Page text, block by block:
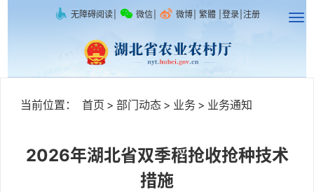
无障碍阅读 微信 微博 繁體 登录 注册
当前位置： 首页 > 部门动态 > 业务 > 业务通知
2026年湖北省双季稻抢收抢种技术
措施